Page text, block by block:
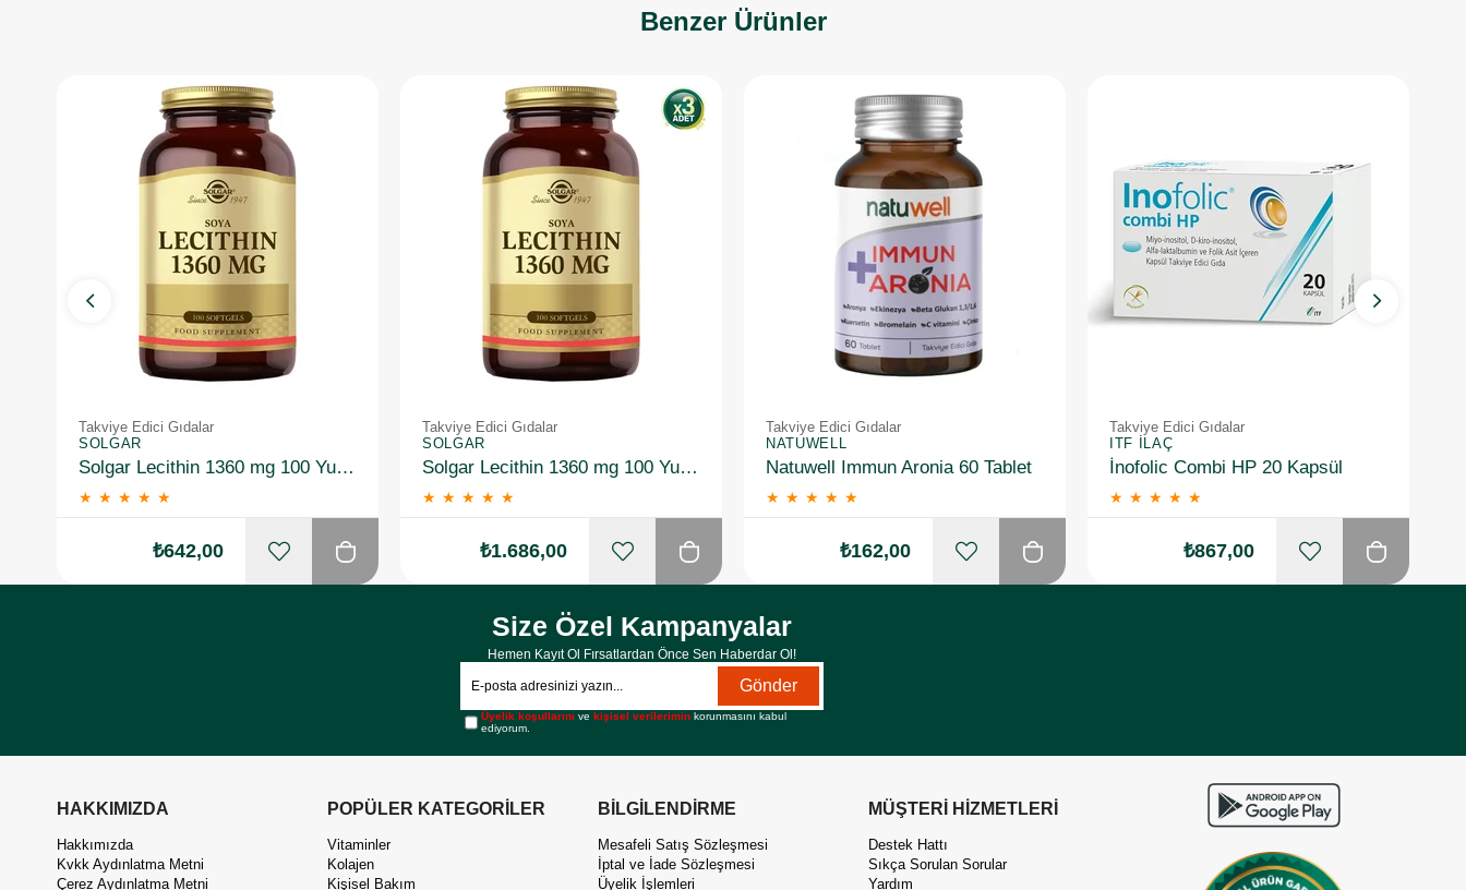
Benzer Ürünler
Takviye Edici Gıdalar
SOLGAR
Solgar Lecithin 1360 mg 100 Yumuşak Jelatin Kapsül
★ ★ ★ ★ ★
₺642,00
Takviye Edici Gıdalar
SOLGAR
Solgar Lecithin 1360 mg 100 Yumuşak Jelatin Kapsül 3 Adet
★ ★ ★ ★ ★
₺1.686,00
Takviye Edici Gıdalar
NATUWELL
Natuwell Immun Aronia 60 Tablet
★ ★ ★ ★ ★
₺162,00
Takviye Edici Gıdalar
ITF İLAÇ
İnofolic Combi HP 20 Kapsül
★ ★ ★ ★ ★
₺867,00
Size Özel Kampanyalar
Hemen Kayıt Ol Fırsatlardan Önce Sen Haberdar Ol!
Gönder
Üyelik koşullarını vekişisel verilerimin korunmasını kabul
ediyorum.
HAKKIMIZDA
Hakkımızda
Kvkk Aydınlatma Metni
Çerez Aydınlatma Metni
POPÜLER KATEGORİLER
Vitaminler
Kolajen
Kişisel Bakım
BİLGİLENDİRME
Mesafeli Satış Sözleşmesi
İptal ve İade Sözleşmesi
Üyelik İşlemleri
MÜŞTERİ HİZMETLERİ
Destek Hattı
Sıkça Sorulan Sorular
Yardım